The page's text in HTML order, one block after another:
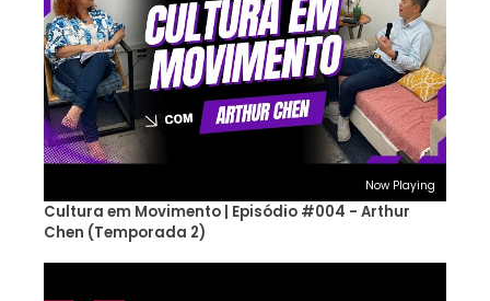
Now Playing
Cultura em Movimento | Episódio #004 - Arthur
Chen (Temporada 2)